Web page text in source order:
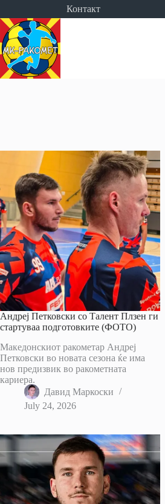
content
Контакт
Андреј Петковски со Талент Плзен ги
стартуваа подготовките (ФОТО)
Македонскиот ракометар Андреј
Петковски во новата сезона ќе има
нов предизвик во ракометната
кариера.
Давид Маркоски
July 24, 2026